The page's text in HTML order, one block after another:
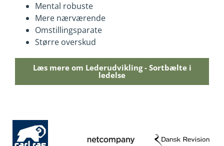
Mental robuste
Mere nærværende
Omstillingsparate
Større overskud
Læs mere om Lederudvikling - Sortbælte i
ledelse